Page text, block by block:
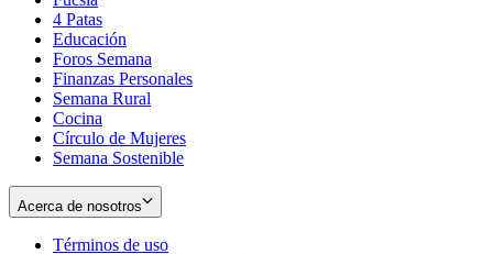
new
window
in
new
window
4 Patas
Educación
Foros Semana
Finanzas Personales
Semana Rural
Cocina
Círculo de Mujeres
Semana Sostenible
Acerca de nosotros
Términos de uso